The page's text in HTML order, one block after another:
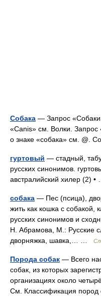
Собака — Запрос
«Canis» см. Волки.
о знаке «собака» см. @.
гуртовый — стадный,
русских синонимов.
австралийский хилер (2)
собака — Пес (псица),
жить как кошка с собакой,
русских синонимов и
Н. Абрамова, М.: Русские
дворняжка, шавка,… …
Порода собак — Всего
собак, из которых
организациях около
См. Классификация пород